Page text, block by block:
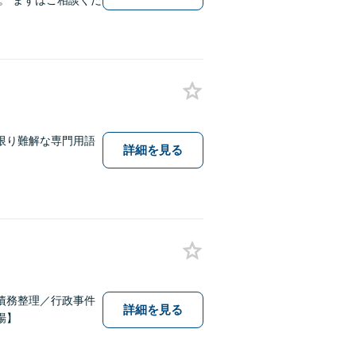
り難解な専門用語
詳細を見る
務整理／行政事件
詳細を見る